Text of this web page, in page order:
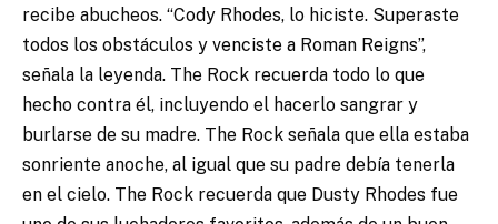
recibe abucheos. “Cody Rhodes, lo hiciste. Superaste
todos los obstáculos y venciste a Roman Reigns”,
señala la leyenda. The Rock recuerda todo lo que
hecho contra él, incluyendo el hacerlo sangrar y
burlarse de su madre. The Rock señala que ella estaba
sonriente anoche, al igual que su padre debía tenerla
en el cielo. The Rock recuerda que Dusty Rhodes fue